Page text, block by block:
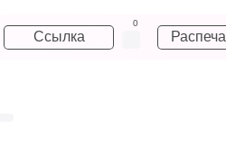
Ссылка
0